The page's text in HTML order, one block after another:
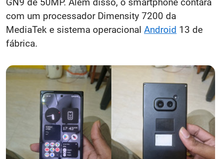
com um processador Dimensity 7200 da
MediaTek e sistema operacional Android 13 de
fábrica.